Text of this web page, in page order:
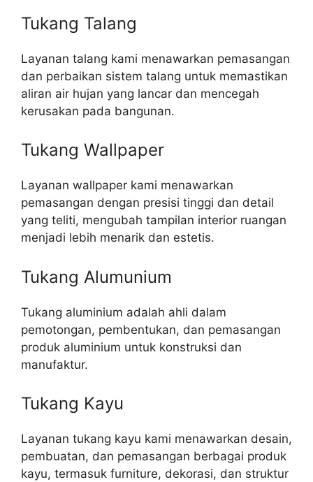
Tukang Talang
Layanan talang kami menawarkan pemasangan
dan perbaikan sistem talang untuk memastikan
aliran air hujan yang lancar dan mencegah
kerusakan pada bangunan.
Tukang Wallpaper
Layanan wallpaper kami menawarkan
pemasangan dengan presisi tinggi dan detail
yang teliti, mengubah tampilan interior ruangan
menjadi lebih menarik dan estetis.
Tukang Alumunium
Tukang aluminium adalah ahli dalam
pemotongan, pembentukan, dan pemasangan
produk aluminium untuk konstruksi dan
manufaktur.
Tukang Kayu
Layanan tukang kayu kami menawarkan desain,
pembuatan, dan pemasangan berbagai produk
kayu, termasuk furniture, dekorasi, dan struktur